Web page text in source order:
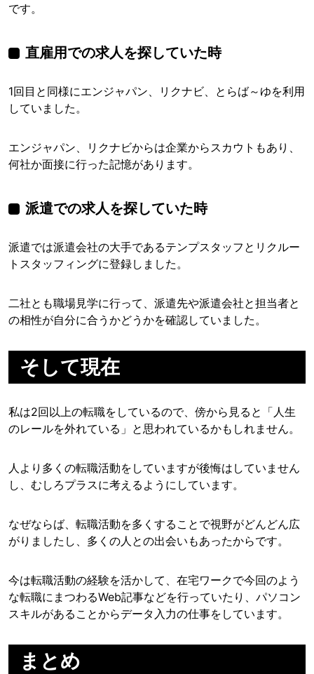
です。
直雇用での求人を探していた時
1回目と同様にエンジャパン、リクナビ、とらば～ゆを利用
していました。
エンジャパン、リクナビからは企業からスカウトもあり、
何社か面接に行った記憶があります。
派遣での求人を探していた時
派遣では派遣会社の大手であるテンプスタッフとリクルー
トスタッフィングに登録しました。
二社とも職場見学に行って、派遣先や派遣会社と担当者と
の相性が自分に合うかどうかを確認していました。
そして現在
私は2回以上の転職をしているので、傍から見ると「人生
のレールを外れている」と思われているかもしれません。
人より多くの転職活動をしていますが後悔はしていません
し、むしろプラスに考えるようにしています。
なぜならば、転職活動を多くすることで視野がどんどん広
がりましたし、多くの人との出会いもあったからです。
今は転職活動の経験を活かして、在宅ワークで今回のよう
な転職にまつわるWeb記事などを行っていたり、パソコン
スキルがあることからデータ入力の仕事をしています。
まとめ